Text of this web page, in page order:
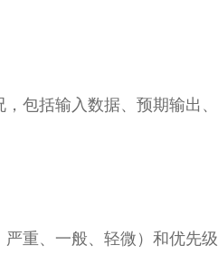
包括输入数据、预期输出
重、一般、轻微）和优先